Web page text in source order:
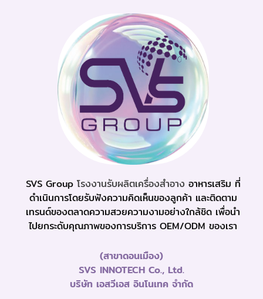
SVS Group โรงงานรับผลิตเครื่องสำอาง อาหารเสริม ที่
ดำเนินการโดยรับฟังความคิดเห็นของลูกค้า และติดตาม
เทรนด์ของตลาดความสวยความงามอย่างใกล้ชิด เพื่อนำ
ไปยกระดับคุณภาพของการบริการ OEM/ODM ของเรา
(สาขาดอนเมือง)
SVS INNOTECH Co., Ltd.
บริษัท เอสวีเอส อินโนเทค จำกัด